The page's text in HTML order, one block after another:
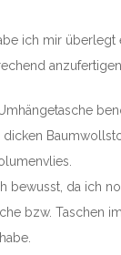
ich mir überlegt
anzufertigen.
bewusst, da ich
bzw. Taschen